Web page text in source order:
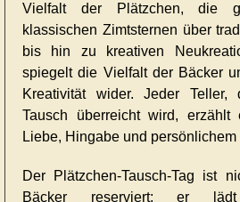
Vielfalt der Plätzchen, die
klassischen Zimtsternen über
bis hin zu kreativen
spiegelt die Vielfalt der Bäcker
Kreativität wider. Jeder Teller,
Tausch überreicht wird, erzählt
Liebe, Hingabe und persönlichem
Der Plätzchen-Tausch-Tag ist
Bäcker reserviert; er